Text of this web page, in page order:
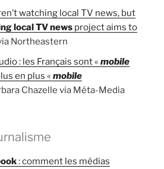
watching local TV news, but
local TV news project aims to
Northeastern
: les Français sont « mobile
en plus « mobile
Chazelle via Méta-Media
: comment les médias